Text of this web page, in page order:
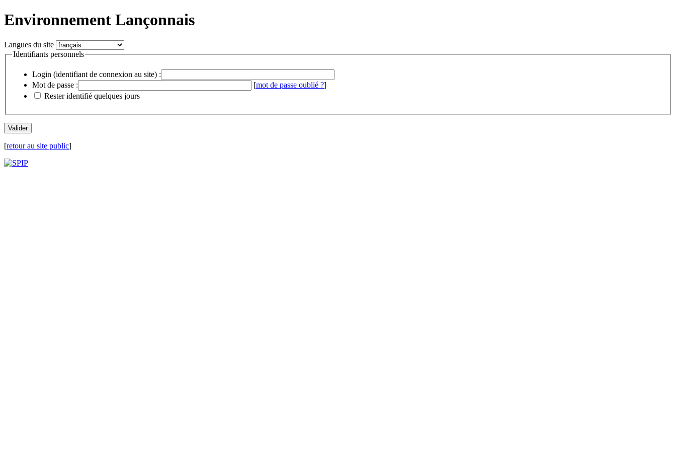
Environnement Lançonnais
Langues du site
Identifiants personnels
Login (identifiant de connexion au site) :
Mot de passe :
[mot de passe oublié ?]
Rester identifié quelques jours
[retour au site public]